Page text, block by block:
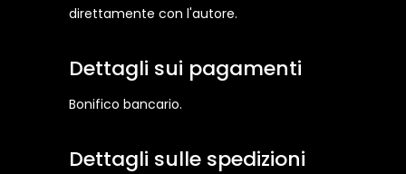
direttamente con l'autore.
Dettagli sui pagamenti
Bonifico bancario.
Dettagli sulle spedizioni